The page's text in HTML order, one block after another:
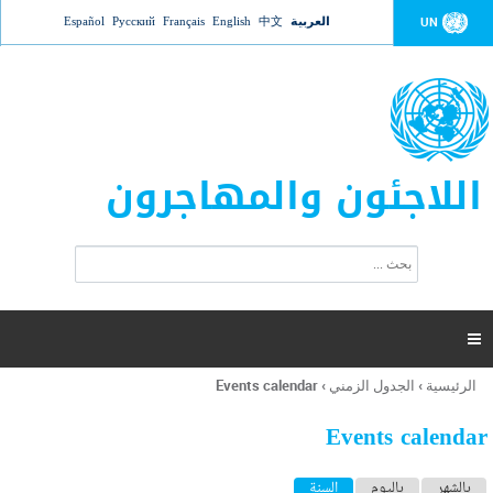
Jump to navigation UN العربية 中文
English
Français
Русский
Español
اللاجئون والمهاجرون
ت
ر
ل
ح
ب

أنت
هنا
الرئيسية › الجدول الزمني ›
Events calendar
Events calendar